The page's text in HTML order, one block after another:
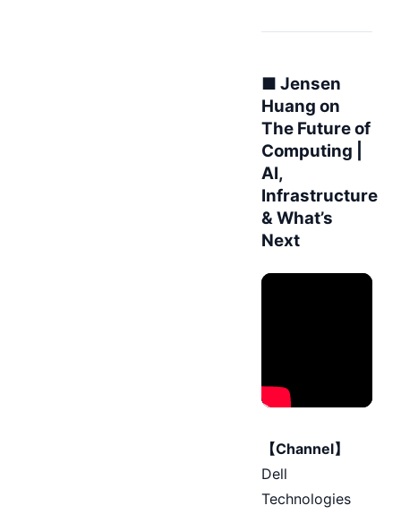
■ Jensen
Huang on
The Future of
Computing |
AI,
Infrastructure
& What’s
Next
【Channel】
Dell
Technologies